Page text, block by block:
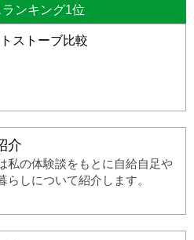
ンキング1位
ストーブ比較
介
私の体験談をもとに自給自足や
らしについて紹介します。